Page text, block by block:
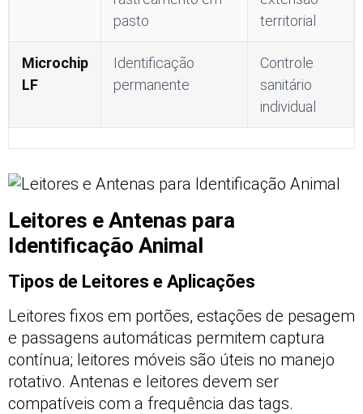
pasto
territorial
Microchip
LF
Identificação
permanente
Controle
sanitário
individual
Leitores e Antenas para
Identificação Animal
Tipos de Leitores e Aplicações
Leitores fixos em portões, estações de pesagem
e passagens automáticas permitem captura
contínua; leitores móveis são úteis no manejo
rotativo. Antenas e leitores devem ser
compatíveis com a frequência das tags.